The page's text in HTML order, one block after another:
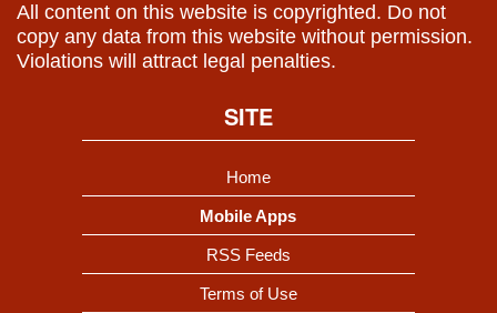
All content on this website is copyrighted. Do not
copy any data from this website without permission.
Violations will attract legal penalties.
SITE
Home
Mobile Apps
RSS Feeds
Terms of Use